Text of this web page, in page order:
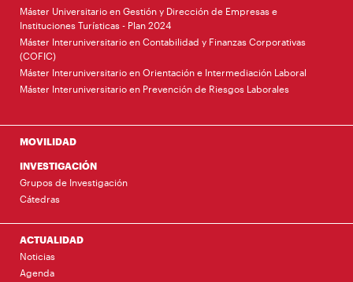
Máster Universitario en Gestión y Dirección de Empresas e
Instituciones Turísticas - Plan 2024
Máster Interuniversitario en Contabilidad y Finanzas Corporativas
(COFIC)
Máster Interuniversitario en Orientación e Intermediación Laboral
Máster Interuniversitario en Prevención de Riesgos Laborales
MOVILIDAD
INVESTIGACIÓN
Grupos de Investigación
Cátedras
ACTUALIDAD
Noticias
Agenda